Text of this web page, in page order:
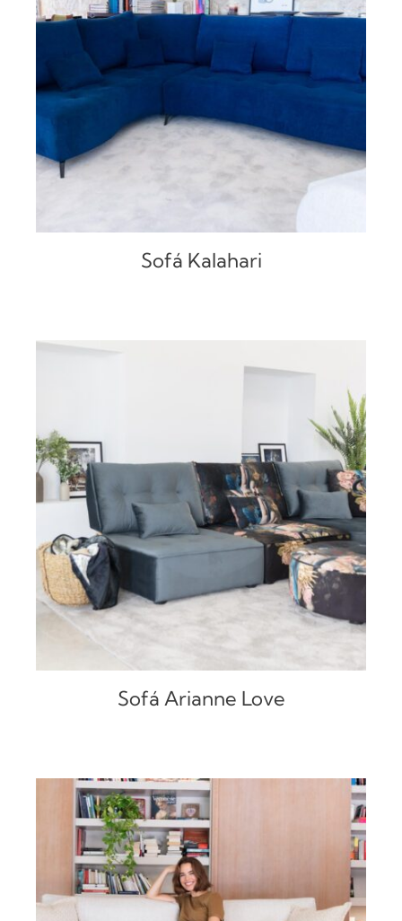
DETALLES
Sofá Kalahari
DETALLES
Sofá Arianne Love